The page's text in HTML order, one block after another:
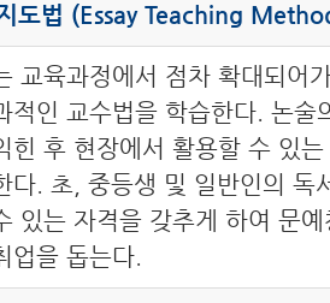
지도법 (Essay Teaching
교육과정에서 점차 확대되어
적인 교수법을 학습한다. 논술
힌 후 현장에서 활용할 수 있
다. 초, 중등생 및 일반인의 독
있는 자격을 갖추게 하여 문예
업을 돕는다.